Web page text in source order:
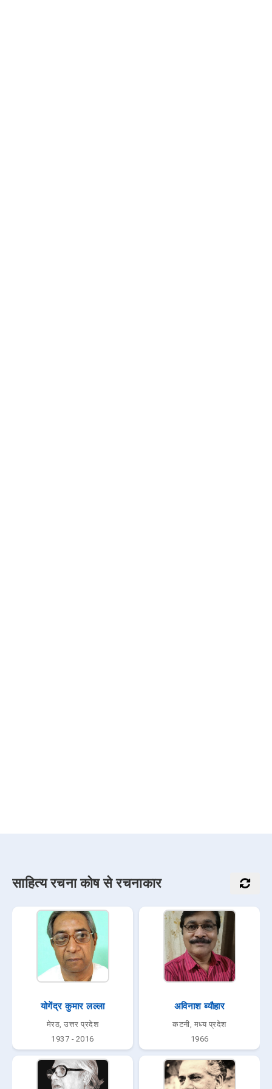
साहित्य रचना कोष से रचनाकार
योगेंद्र कुमार लल्ला
मेरठ, उत्तर प्रदेश
1937 - 2016
अविनाश ब्यौहार
कटनी, मध्य प्रदेश
1966